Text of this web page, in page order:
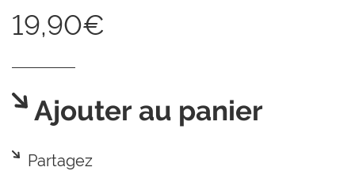
19,90€
Ajouter au panier
Partagez